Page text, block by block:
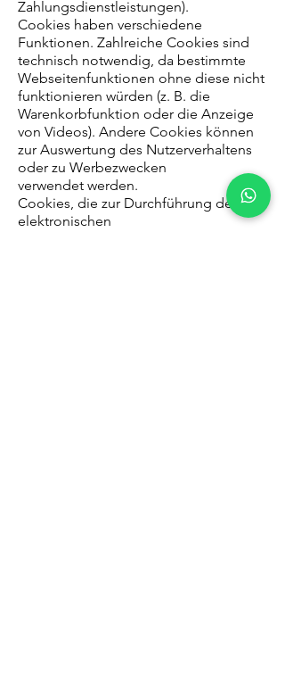
Zahlungsdienstleistungen).
Cookies haben verschiedene
Funktionen. Zahlreiche Cookies sind
technisch notwendig, da bestimmte
Webseitenfunktionen ohne diese nicht
funktionieren würden (z. B. die
Warenkorbfunktion oder die Anzeige
von Videos). Andere Cookies können
zur Auswertung des Nutzerverhaltens
oder zu Werbezwecken
verwendet werden.
Cookies, die zur Durchführung des
elektronischen